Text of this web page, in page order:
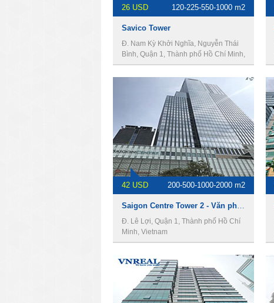
26 USD 120-225-550-1000 m2
Savico Tower
Đ. Nam Kỳ Khởi Nghĩa, Nguyễn Thái
Bình, Quận 1, Thành phố Hồ Chí Minh,
Việt Nam
42 USD 200-500-1000-2000 m2
Saigon Centre Tower 2 - Văn phòng cho thuê quận 1.
Đ. Lê Lợi, Quận 1, Thành phố Hồ Chí
Minh, Vietnam